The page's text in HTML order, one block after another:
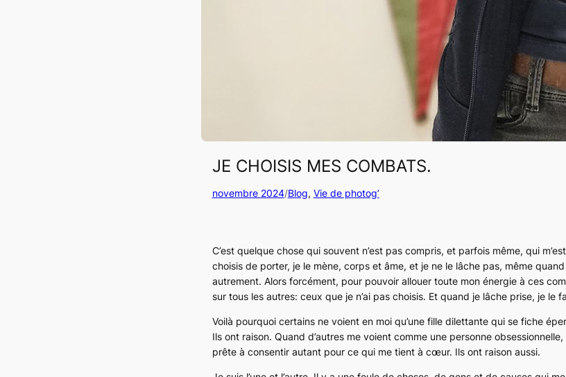
JE CHOISIS MES COMBATS.
novembre 2024/Blog, Vie de photog’
C’est quelque chose qui souvent n’est pas compris, et parfois même, qui
choisis de porter, je le mène, corps et âme, et je ne le lâche pas, même
autrement. Alors forcément, pour pouvoir allouer toute mon énergie à ces
sur tous les autres: ceux que je n’ai pas choisis. Et quand je lâche prise, je le
Voilà pourquoi certains ne voient en moi qu’une fille dilettante qui se fiche
Ils ont raison. Quand d’autres me voient comme une personne
prête à consentir autant pour ce qui me tient à cœur. Ils ont raison aussi.